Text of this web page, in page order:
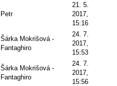
Petr
21. 5.
2017,
15:16
Šárka Mokrišová -
Fantaghiro
24. 7.
2017,
15:53
Šárka Mokrišová -
Fantaghiro
24. 7.
2017,
15:56